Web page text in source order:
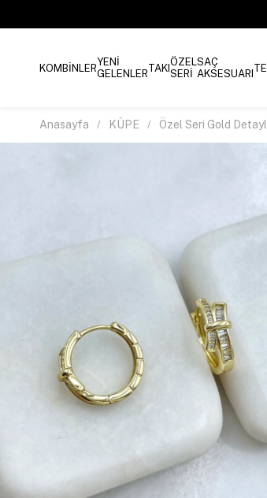
KOMBİNLERYENİ
GELENLERTAKIÖZEL
SERİ
SAÇ
AKSESUARI
Anasayfa KÜPE Özel Seri Gold